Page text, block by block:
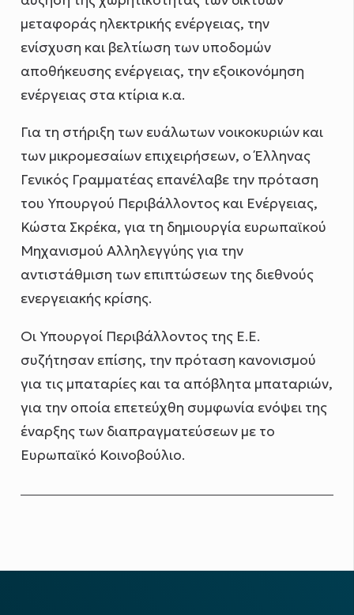
μεταφοράς ηλεκτρικής ενέργειας, την
ενίσχυση και βελτίωση των υποδομών
αποθήκευσης ενέργειας, την εξοικονόμηση
ενέργειας στα κτίρια κ.α.
Για τη στήριξη των ευάλωτων νοικοκυριών και
των μικρομεσαίων επιχειρήσεων, ο Έλληνας
Γενικός Γραμματέας επανέλαβε την πρόταση
του Υπουργού Περιβάλλοντος και Ενέργειας,
Κώστα Σκρέκα, για τη δημιουργία ευρωπαϊκού
Μηχανισμού Αλληλεγγύης για την
αντιστάθμιση των επιπτώσεων της διεθνούς
ενεργειακής κρίσης.
Οι Υπουργοί Περιβάλλοντος της Ε.Ε.
συζήτησαν επίσης, την πρόταση κανονισμού
για τις μπαταρίες και τα απόβλητα μπαταριών,
για την οποία επετεύχθη συμφωνία ενόψει της
έναρξης των διαπραγματεύσεων με το
Ευρωπαϊκό Κοινοβούλιο.